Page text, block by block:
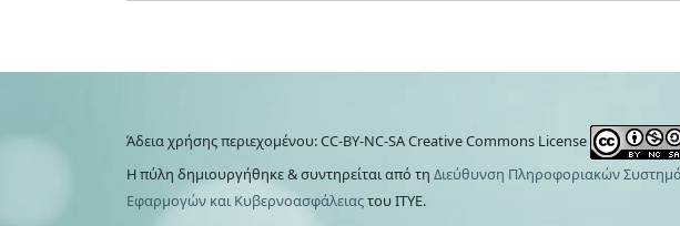
Άδεια χρήσης περιεχομένου: CC-BY-NC-SA Creative Commons License
Η πύλη δημιουργήθηκε & συντηρείται από τη Διεύθυνση Πληροφοριακών
Εφαρμογών και Κυβερνοασφάλειαςτου ΙΤΥΕ.